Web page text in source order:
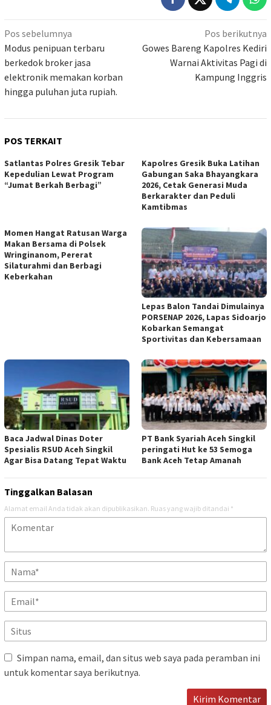
Navigasi
pos
Pos sebelumnya
Modus penipuan terbaru
berkedok broker jasa
elektronik memakan korban
hingga puluhan juta rupiah.
Pos berikutnya
Gowes Bareng Kapolres Kediri
Warnai Aktivitas Pagi di
Kampung Inggris
POS TERKAIT
Satlantas Polres Gresik Tebar
Kepedulian Lewat Program
“Jumat Berkah Berbagi”
Kapolres Gresik Buka Latihan
Gabungan Saka Bhayangkara
2026, Cetak Generasi Muda
Berkarakter dan Peduli
Kamtibmas
Momen Hangat Ratusan Warga
Makan Bersama di Polsek
Wringinanom, Pererat
Silaturahmi dan Berbagi
Keberkahan
Lepas Balon Tandai Dimulainya
PORSENAP 2026, Lapas Sidoarjo
Kobarkan Semangat
Sportivitas dan Kebersamaan
Baca Jadwal Dinas Doter
Spesialis RSUD Aceh Singkil
Agar Bisa Datang Tepat Waktu
PT Bank Syariah Aceh Singkil
peringati Hut ke 53 Semoga
Bank Aceh Tetap Amanah
Tinggalkan Balasan
Alamat email Anda tidak akan dipublikasikan. Ruas yang wajib ditandai *
Simpan nama, email, dan situs web saya pada peramban ini
untuk komentar saya berikutnya.